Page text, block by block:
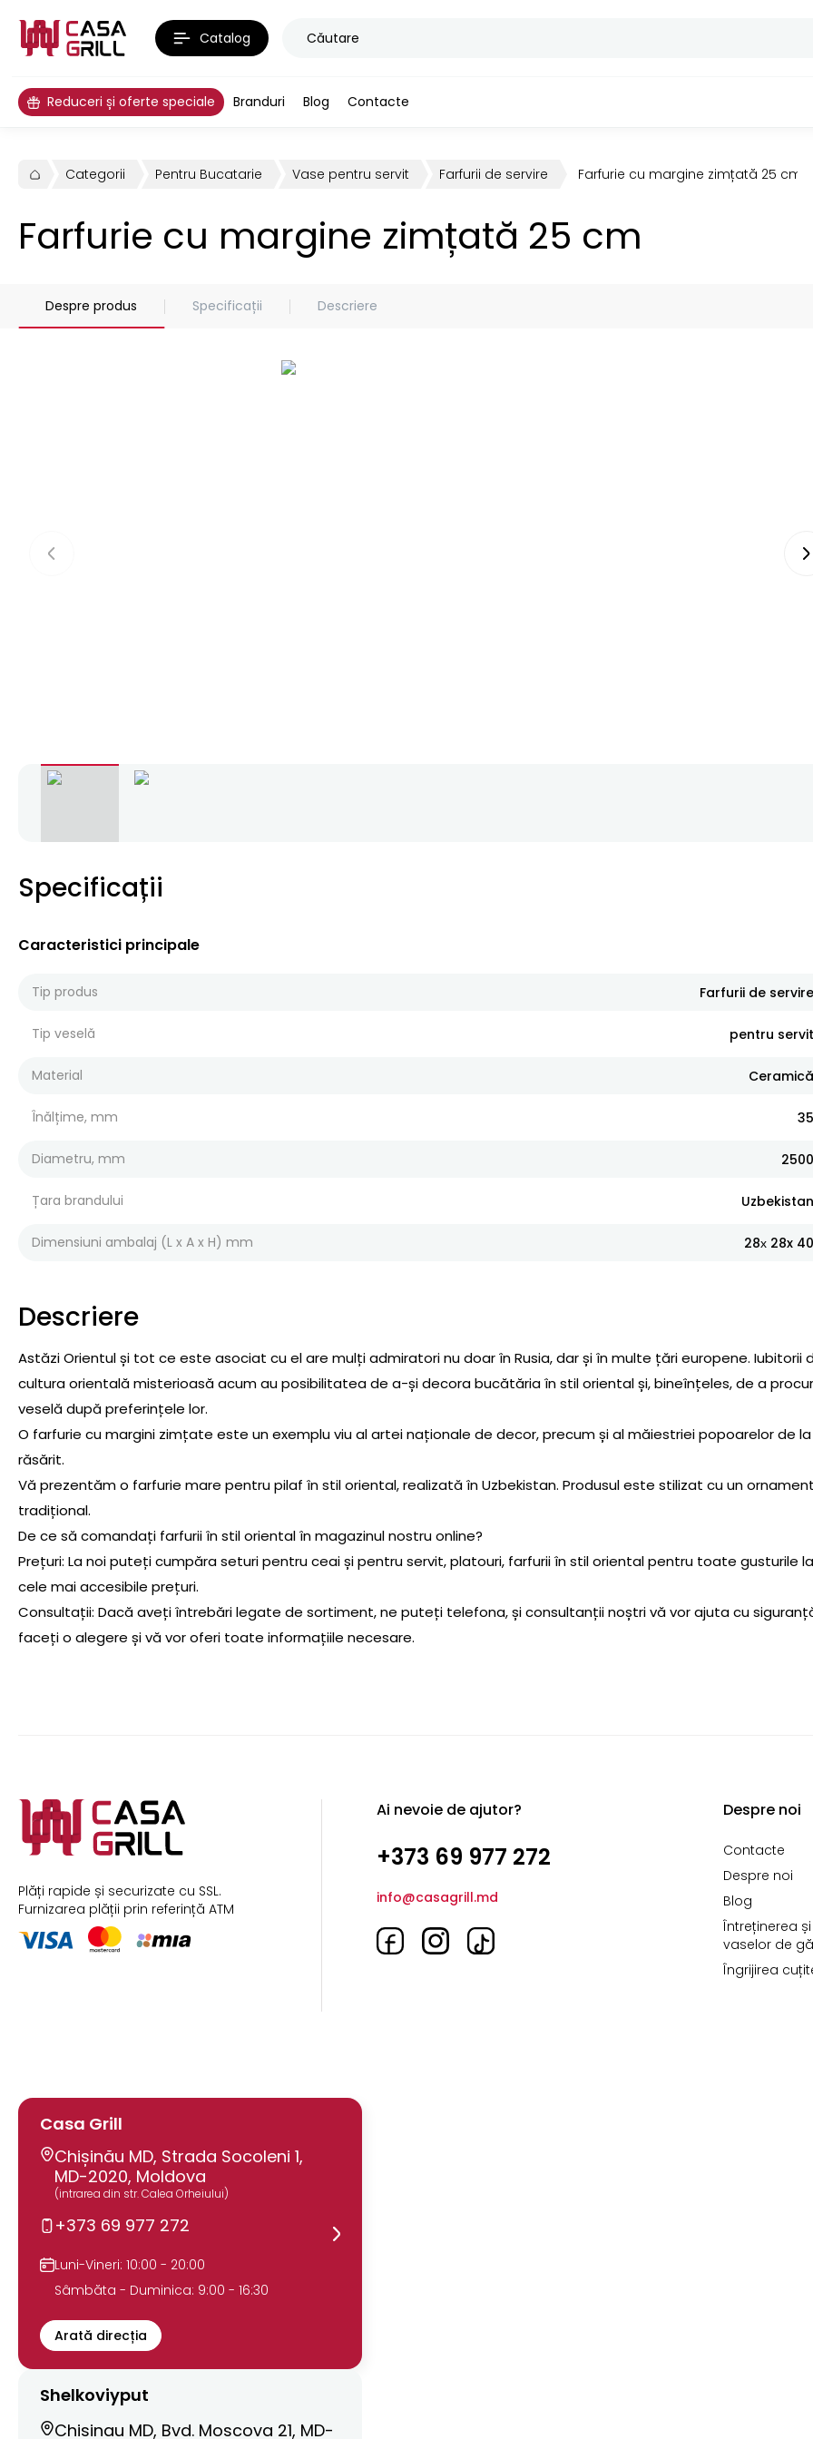
Catalog
Reduceri și oferte speciale Branduri Blog Contacte
Categorii Pentru Bucatarie Vase pentru servit Farfurii de servire Farfurie cu margine zimțată 25 cm
Farfurie cu margine zimțată 25 cm
Despre produs Specificații Descriere
Specificații
Caracteristici principale
Tip produs Farfurii de servire
Tip veselă pentru servit
Material Ceramică
Înălțime, mm 35
Diametru, mm 2500
Țara brandului Uzbekistan
Dimensiuni ambalaj (L x A x H) mm 28х 28x 40
Descriere
Astăzi Orientul și tot ce este asociat cu el are mulți admiratori nu doar în Rusia, dar și în multe țări europene. Iubitorii
cultura orientală misterioasă acum au posibilitatea de a-și decora bucătăria în stil oriental și, bineînțeles, de a
veselă după preferințele lor.
O farfurie cu margini zimțate este un exemplu viu al artei naționale de decor, precum și al măiestriei popoarelor de la
răsărit.
Vă prezentăm o farfurie mare pentru pilaf în stil oriental, realizată în Uzbekistan. Produsul este stilizat cu un ornament
tradițional.
De ce să comandați farfurii în stil oriental în magazinul nostru online?
Prețuri: La noi puteți cumpăra seturi pentru ceai și pentru servit, platouri, farfurii în stil oriental pentru toate gusturile la
cele mai accesibile prețuri.
Consultații: Dacă aveți întrebări legate de sortiment, ne puteți telefona, și consultanții noștri vă vor ajuta cu
faceți o alegere și vă vor oferi toate informațiile necesare.
Plăți rapide și securizate cu SSL.
Furnizarea plății prin referință ATM
Ai nevoie de ajutor?
+373 69 977 272
info@casagrill.md
Despre noi
Contacte
Despre noi
Blog
Întreținerea
vaselor de
Îngrijirea
Casa Grill
Chișinău MD, Strada Socoleni 1,
MD-2020, Moldova
(intrarea din str. Calea Orheiului)
+373 69 977 272
Luni-Vineri: 10:00 - 20:00
Sâmbăta - Duminica: 9:00 - 16:30
Arată direcția
Shelkoviyput
Chisinau MD, Bvd. Moscova 21, MD-